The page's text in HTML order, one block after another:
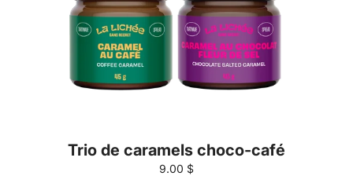
Trio de caramels choco-café
9.00 $